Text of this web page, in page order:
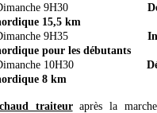
9H30
15,5 km
9H35
pour les débutants
10H30
8 km
traiteuraprès la